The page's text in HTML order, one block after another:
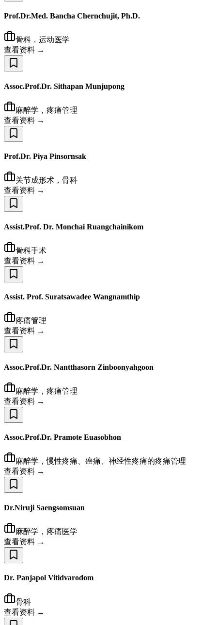
Prof.Dr.Med. Bancha Chernchujit, Ph.D.
骨科，运动医学
查看资料 →
Assoc.Prof.Dr. Sithapan Munjupong
麻醉学，疼痛管理
查看资料 →
Prof.Dr. Piya Pinsornsak
关节成形术，骨科
查看资料 →
Assist.Prof. Dr. Monchai Ruangchainikom
骨科手术
查看资料 →
Assist. Prof. Suratsawadee Wangnamthip
疼痛管理
查看资料 →
Assoc.Prof.Dr. Nantthasorn Zinboonyahgoon
麻醉学，疼痛管理
查看资料 →
Assoc.Prof.Dr. Pramote Euasobhon
麻醉学，慢性疼痛、癌痛、神经性疼痛的疼痛管理
查看资料 →
Dr.Niruji Saengsomsuan
麻醉学，疼痛医学
查看资料 →
Dr. Panjapol Vitidvarodom
骨科
查看资料 →